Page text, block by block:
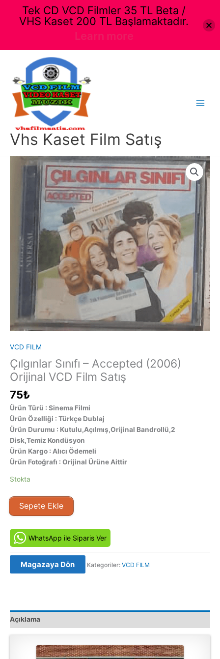
Vhs Kaset Film Satış
VCD FILM
Çılgınlar Sınıfı – Accepted (2006)
Orijinal VCD Film Satış
75₺
Ürün Türü : Sinema Filmi
Ürün Özelliği : Türkçe Dublaj
Ürün Durumu : Kutulu,Açılmış,Orijinal Bandrollü,2
Disk,Temiz Kondüsyon
Ürün Kargo : Alıcı Ödemeli
Ürün Fotoğrafı : Orijinal Ürüne Aittir
Stokta
Çılgınlar
Sınıfı
Accepted
(2006)
Orijinal
VCD
Sepete Ekle
WhatsApp ile Siparis Ver
Magazaya Dön Kategoriler: VCD FILM
Açıklama
Tek CD VCD Filmler 35 TL Beta /
VHS Kaset 200 TL Başlamaktadır.
Learn more